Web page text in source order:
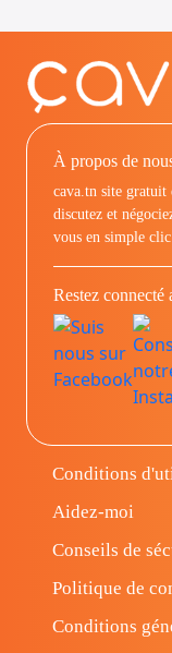
À propos de
cava.tn site gratuit
discutez et
vous en simple
Restez connecté
Conditions
Aidez-moi
Conseils de
Politique de
Conditions